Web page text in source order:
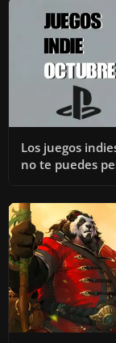
Los juegos
no te puedes